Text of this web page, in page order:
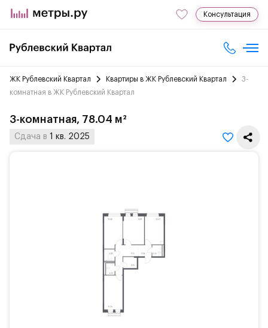
Консультация
ЖК Рублевский Квартал Квартиры в ЖК Рублевский Квартал
3-
комнатная в ЖК Рублевский Квартал
3-комнатная, 78.04 м²
Сдача в 1 кв. 2025